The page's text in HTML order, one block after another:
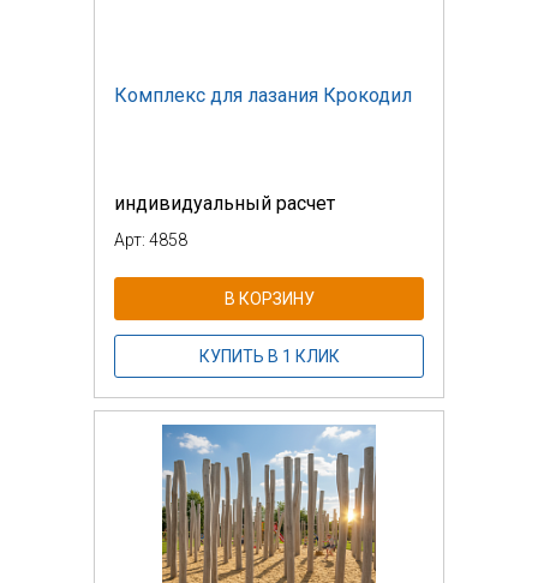
Комплекс для лазания Крокодил
индивидуальный расчет
Арт: 4858
В КОРЗИНУ
КУПИТЬ В 1 КЛИК